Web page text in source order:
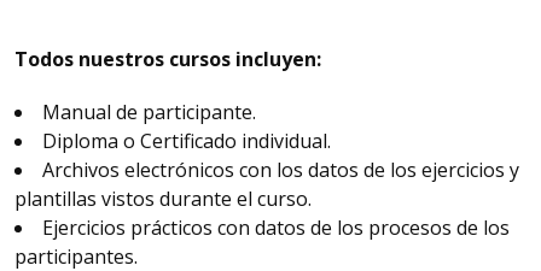
Todos nuestros cursos incluyen:
Manual de participante.
Diploma o Certificado individual.
Archivos electrónicos con los datos de los ejercicios y
plantillas vistos durante el curso.
Ejercicios prácticos con datos de los procesos de los
participantes.